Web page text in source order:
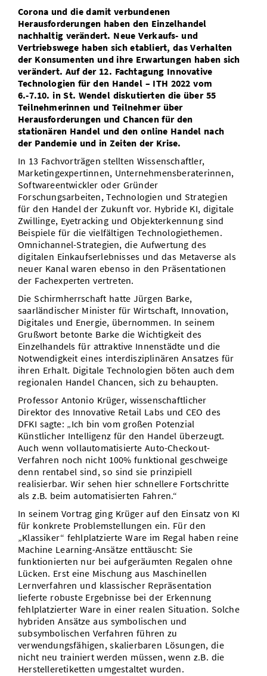
Vom Studium in den Beruf
Study Scheduler
Bibliothek
Open Science/Open Access
Start-ups
IT-Themenabend
Ranking
Zahlen & Fakten
Preise, Auszeichnungen und Förderungen
Kontakt
SIC Merchandise
SIC Podcast
Anfahrt
AnsprechpartnerInnen, Personen, Forschungsgruppen
Termine, Vorträge und Veranstaltungen
Alumni
Corona und die damit verbundenen
Herausforderungen haben den Einzelhandel
nachhaltig verändert. Neue Verkaufs- und
Vertriebswege haben sich etabliert, das Verhalten
der Konsumenten und ihre Erwartungen haben sich
verändert. Auf der 12. Fachtagung Innovative
Technologien für den Handel – ITH 2022 vom
6.-7.10. in St. Wendel diskutierten die über 55
Teilnehmerinnen und Teilnehmer über
Herausforderungen und Chancen für den
stationären Handel und den online Handel nach
der Pandemie und in Zeiten der Krise.
In 13 Fachvorträgen stellten Wissenschaftler,
Marketingexpertinnen, Unternehmensberaterinnen,
Softwareentwickler oder Gründer
Forschungsarbeiten, Technologien und Strategien
für den Handel der Zukunft vor. Hybride KI, digitale
Zwillinge, Eyetracking und Objekterkennung sind
Beispiele für die vielfältigen Technologiethemen.
Omnichannel-Strategien, die Aufwertung des
digitalen Einkaufserlebnisses und das Metaverse als
neuer Kanal waren ebenso in den Präsentationen
der Fachexperten vertreten.
Die Schirmherrschaft hatte Jürgen Barke,
saarländischer Minister für Wirtschaft, Innovation,
Digitales und Energie, übernommen. In seinem
Grußwort betonte Barke die Wichtigkeit des
Einzelhandels für attraktive Innenstädte und die
Notwendigkeit eines interdisziplinären Ansatzes für
ihren Erhalt. Digitale Technologien böten auch dem
regionalen Handel Chancen, sich zu behaupten.
Professor Antonio Krüger, wissenschaftlicher
Direktor des Innovative Retail Labs und CEO des
DFKI sagte: „Ich bin vom großen Potenzial
Künstlicher Intelligenz für den Handel überzeugt.
Auch wenn vollautomatisierte Auto-Checkout-
Verfahren noch nicht 100% funktional geschweige
denn rentabel sind, so sind sie prinzipiell
realisierbar. Wir sehen hier schnellere Fortschritte
als z.B. beim automatisierten Fahren.“
In seinem Vortrag ging Krüger auf den Einsatz von KI
für konkrete Problemstellungen ein. Für den
„Klassiker“ fehlplatzierte Ware im Regal haben reine
Machine Learning-Ansätze enttäuscht: Sie
funktionierten nur bei aufgeräumten Regalen ohne
Lücken. Erst eine Mischung aus Maschinellen
Lernverfahren und klassischer Repräsentation
lieferte robuste Ergebnisse bei der Erkennung
fehlplatzierter Ware in einer realen Situation. Solche
hybriden Ansätze aus symbolischen und
subsymbolischen Verfahren führen zu
verwendungsfähigen, skalierbaren Lösungen, die
nicht neu trainiert werden müssen, wenn z.B. die
Herstelleretiketten umgestaltet wurden.